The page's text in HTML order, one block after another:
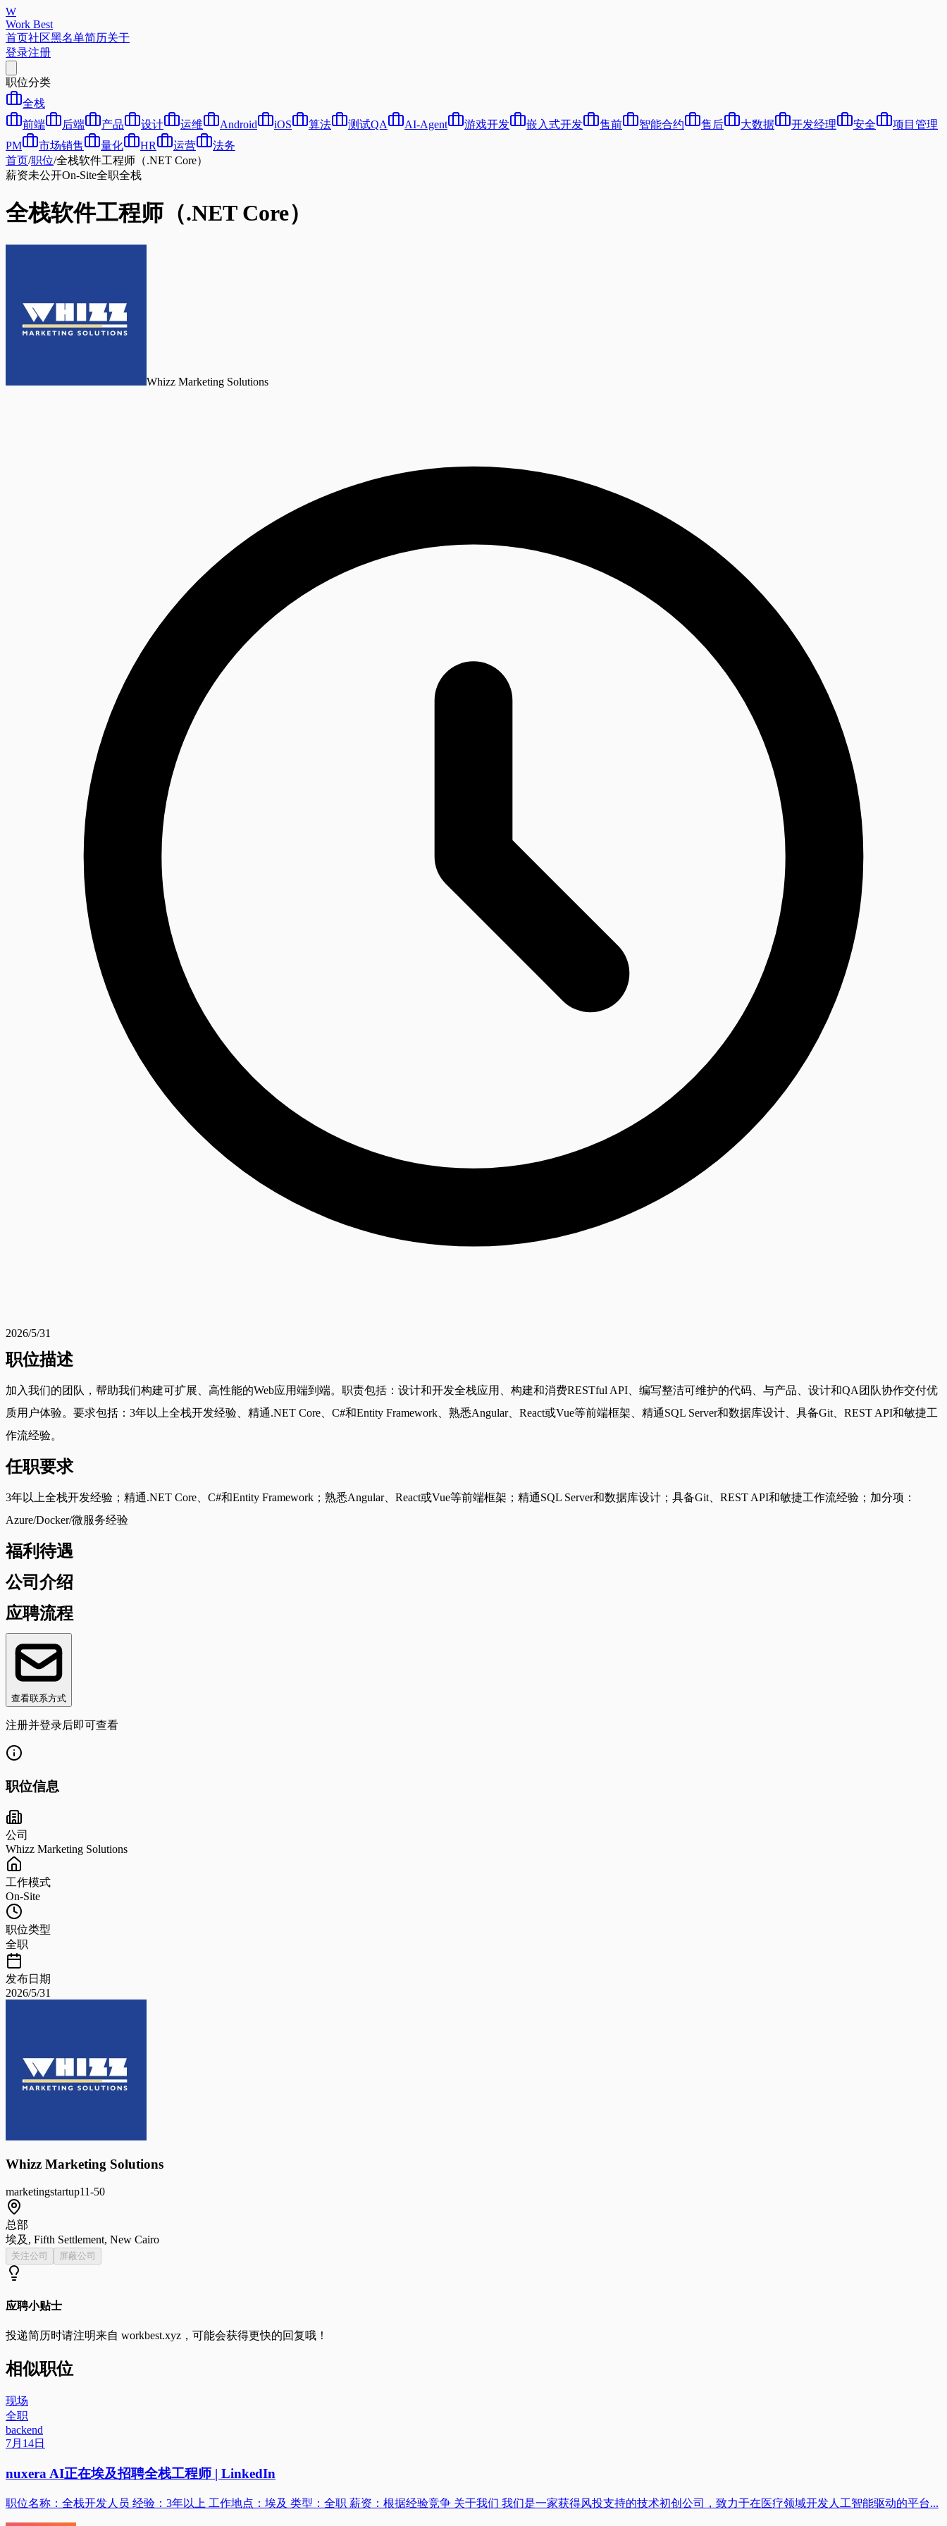
W
Work Best
首页社区黑名单简历关于
登录注册
职位分类
全栈
前端
后端 产品 设计 运维 Android iOS 算法 测试QA AI-Agent 游戏开发 嵌入式开发 售前 智能合约 售后 大数据 开发经理 安全
项目管理
PM
市场销售 量化 HR 运营
法务
首页/职位/全栈软件工程师（.NET Core）
薪资未公开On-Site全职全栈
全栈软件工程师（.NET Core）
Whizz Marketing Solutions
2026/5/31
职位描述
加入我们的团队，帮助我们构建可扩展、高性能的Web应用端到端。职责包括：设计和开发全栈应用、构建和消费RESTful API、编写整洁可维护的代码、与产品、设计和QA团队协作交付优
质用户体验。要求包括：3年以上全栈开发经验、精通.NET Core、C#和Entity Framework、熟悉Angular、React或Vue等前端框架、精通SQL Server和数据库设计、具备Git、REST API和敏捷工
作流经验。
任职要求
3年以上全栈开发经验；精通.NET Core、C#和Entity Framework；熟悉Angular、React或Vue等前端框架；精通SQL Server和数据库设计；具备Git、REST API和敏捷工作流经验；加分项：
Azure/Docker/微服务经验
福利待遇
公司介绍
应聘流程
查看联系方式
注册并登录后即可查看
职位信息
公司
Whizz Marketing Solutions
工作模式
On-Site
职位类型
全职
发布日期
2026/5/31
Whizz Marketing Solutions
marketingstartup11-50
总部
埃及, Fifth Settlement, New Cairo
关注公司 屏蔽公司
应聘小贴士
投递简历时请注明来自 workbest.xyz ，可能会获得更快的回复哦！
相似职位
现场
全职
backend
7月14日
nuxera AI正在埃及招聘全栈工程师 | LinkedIn
职位名称：全栈开发人员 经验：3年以上 工作地点：埃及 类型：全职 薪资：根据经验竞争 关于我们 我们是一家获得风投支持的技术初创公司，致力于在医疗领域开发人工智能驱动的平台...